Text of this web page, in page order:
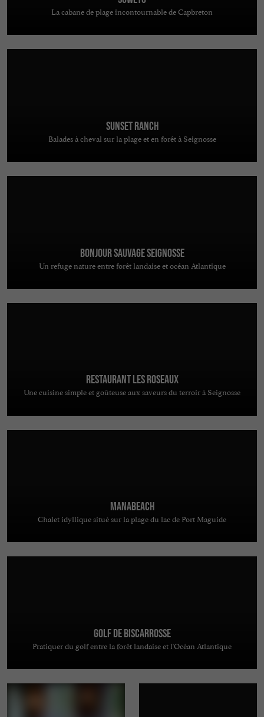
La cabane de plage incontournable de Capbreton
Sunset Ranch
Balades à cheval sur la plage et en forêt à Seignosse
Bonjour Sauvage Seignosse
Un refuge nature entre forêt landaise et océan Atlantique
Restaurant Les Roseaux
Une cuisine simple et goûteuse aux saveurs du terroir à Seignosse
MANABEACH
Chalet idyllique situé sur la plage du lac de Port Maguide
Golf de Biscarrosse
Pratiquer du golf entre la forêt landaise et l'Océan Atlantique